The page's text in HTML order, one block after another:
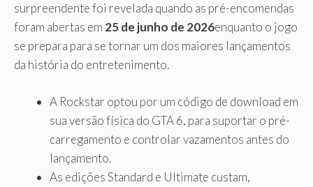
surpreendente foi revelada quando as pré-encomendas
foram abertas em 25 de junho de 2026enquanto o jogo
se prepara para se tornar um dos maiores lançamentos
da história do entretenimento.
A Rockstar optou por um código de download em
sua versão física do GTA 6, para suportar o pré-
carregamento e controlar vazamentos antes do
lançamento.
As edições Standard e Ultimate custam,